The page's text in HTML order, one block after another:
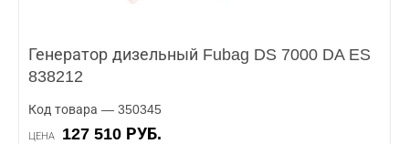
Генератор дизельный Fubag DS 7000 DA ES
838212
Код товара — 350345
ЦЕНА
127 510 РУБ.